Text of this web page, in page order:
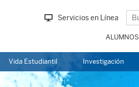
Servicios en Línea
ALUMNOS
Vida Estudiantil Investigación